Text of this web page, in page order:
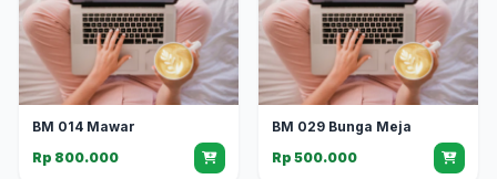
BM 014 Mawar
Rp 800.000
BM 029 Bunga Meja
Rp 500.000